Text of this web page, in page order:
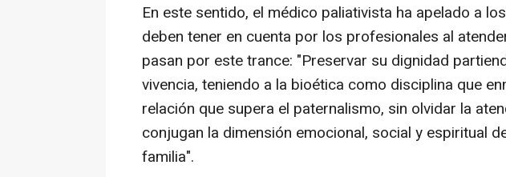
En este sentido, el médico paliativista ha apelado a
deben tener en cuenta por los profesionales al
pasan por este trance: "Preservar su dignidad
vivencia, teniendo a la bioética como disciplina que
relación que supera el paternalismo, sin olvidar la
conjugan la dimensión emocional, social y espiritual
familia".